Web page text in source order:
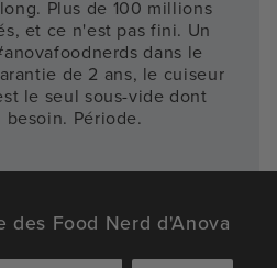
Plus de 100 millions
et ce n'est pas fini. Un
dans le
de 2 ans, le cuiseur
le seul sous-vide dont
besoin. Période.
des Food Nerd d'Anova